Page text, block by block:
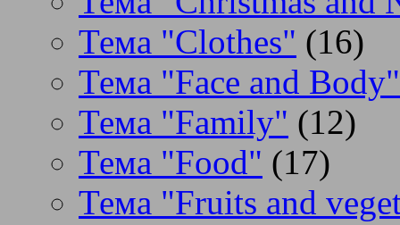
Тема "Clothes" (16)
Тема "Face and Body"
Тема "Family" (12)
Тема "Food" (17)
Тема "Fruits and